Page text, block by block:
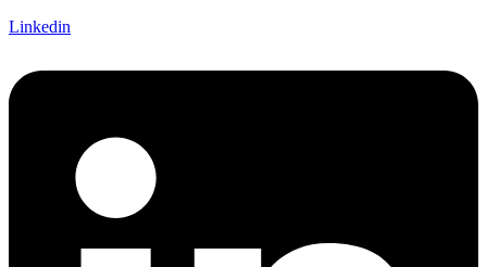
Linkedin